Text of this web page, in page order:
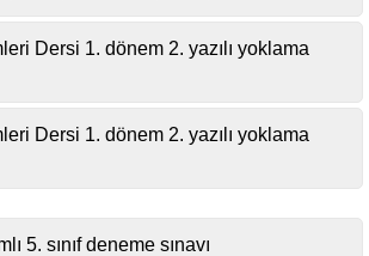
Dersi 1. dönem 2. yazılı yoklama
Dersi 1. dönem 2. yazılı yoklama
5. sınıf deneme sınavı